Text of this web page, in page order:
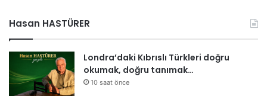
e
i
Hasan HASTÜRER
Londra’daki Kıbrıslı Türkleri doğru
okumak, doğru tanımak…
10 saat önce